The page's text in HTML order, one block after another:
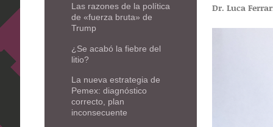
Dr. Luca
Las razones de la política
de «fuerza bruta» de
Trump
¿Se acabó la fiebre del
litio?
La nueva estrategia de
Pemex: diagnóstico
correcto, plan
inconsecuente